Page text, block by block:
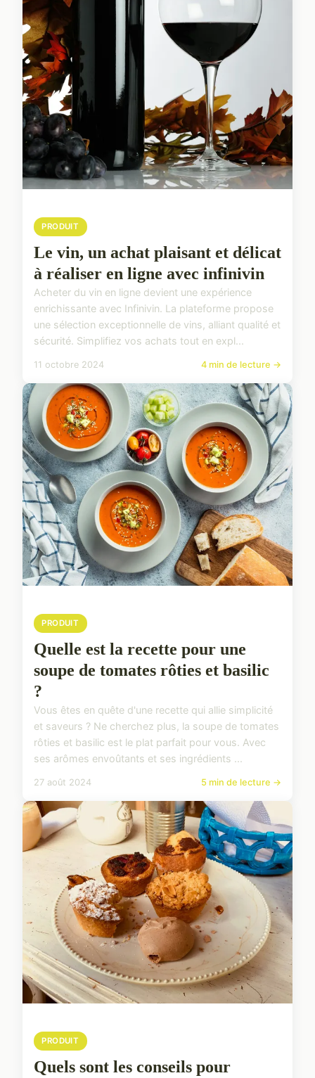
PRODUIT
Le vin, un achat plaisant et délicat
à réaliser en ligne avec infinivin
Acheter du vin en ligne devient une expérience
enrichissante avec Infinivin. La plateforme propose
une sélection exceptionnelle de vins, alliant qualité et
sécurité. Simplifiez vos achats tout en expl...
11 octobre 2024 4 min de lecture →
PRODUIT
Quelle est la recette pour une
soupe de tomates rôties et basilic
?
Vous êtes en quête d'une recette qui allie simplicité
et saveurs ? Ne cherchez plus, la soupe de tomates
rôties et basilic est le plat parfait pour vous. Avec
ses arômes envoûtants et ses ingrédients ...
27 août 2024 5 min de lecture →
PRODUIT
Quels sont les conseils pour